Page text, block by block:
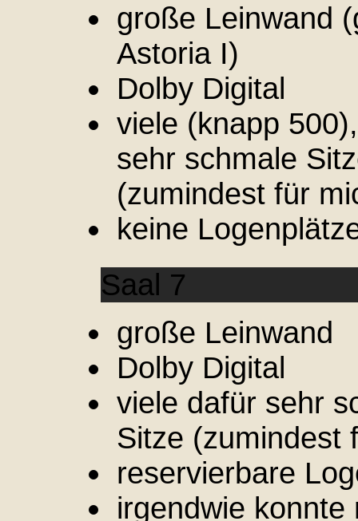
große Leinwand
Astoria I)
Dolby Digital
viele (knapp
sehr schmale
(zumindest für
keine
Saal 7
große Leinwand
Dolby Digital
viele dafür sehr
Sitze (zumindest
reservierbare
irgendwie konnte